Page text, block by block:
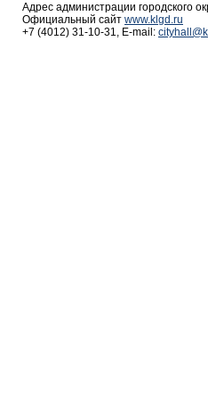
Адрес администрации городского
Официальный сайт www.klgd.ru
+7 (4012) 31-10-31, E-mail: